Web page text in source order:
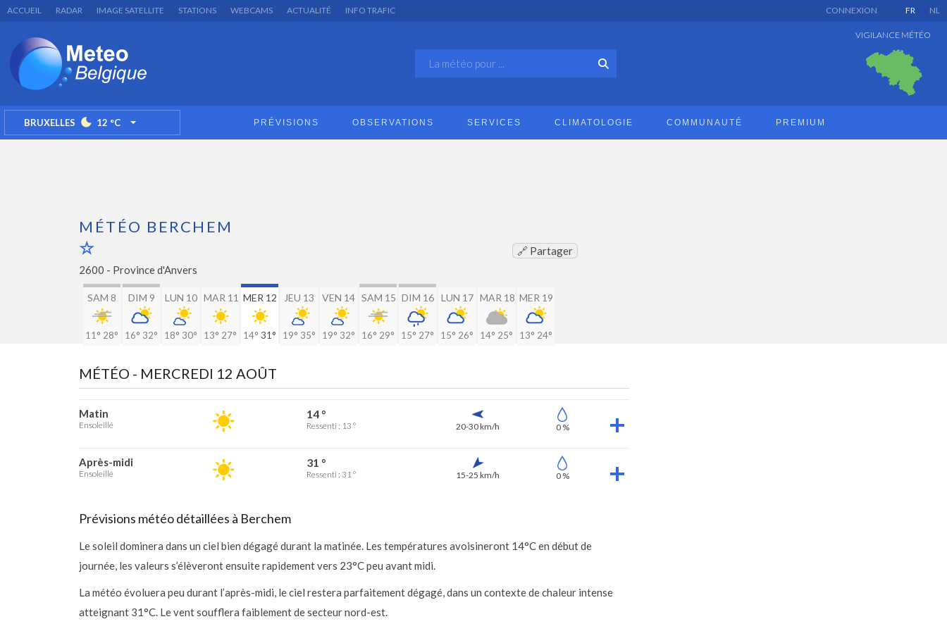
ACCUEIL RADAR IMAGE SATELLITE STATIONS WEBCAMS ACTUALITÉ INFO TRAFIC FR NL
CONNEXION
VIGILANCE MÉTÉO
BRUXELLES 12 °C TOGGLE DROPDOWN PRÉVISIONS OBSERVATIONS SERVICES CLIMATOLOGIE COMMUNAUTÉ PREMIUM
MÉTÉO BERCHEM
🔗 Partager
2600 - Province d'Anvers
SAM 8
11° 28°
DIM 9
16° 32°
LUN 10
18° 30°
MAR 11
13° 27°
MER 12
14° 31°
JEU 13
19° 35°
VEN 14
19° 32°
SAM 15
16° 29°
DIM 16
15° 27°
LUN 17
15° 26°
MAR 18
14° 25°
MER 19
13° 24°
MÉTÉO - MERCREDI 12 AOÛT
Matin
Ensoleillé
14 °
Ressenti : 13 ° 20-30 km/h 0 %
Après-midi
Ensoleillé
31 °
Ressenti : 31 ° 15-25 km/h 0 %
Prévisions météo détaillées à Berchem
Le soleil dominera dans un ciel bien dégagé durant la matinée. Les températures avoisineront 14°C en début de
journée, les valeurs s’élèveront ensuite rapidement vers 23°C peu avant midi.
La météo évoluera peu durant l’après-midi, le ciel restera parfaitement dégagé, dans un contexte de chaleur intense
atteignant 31°C. Le vent soufflera faiblement de secteur nord-est.